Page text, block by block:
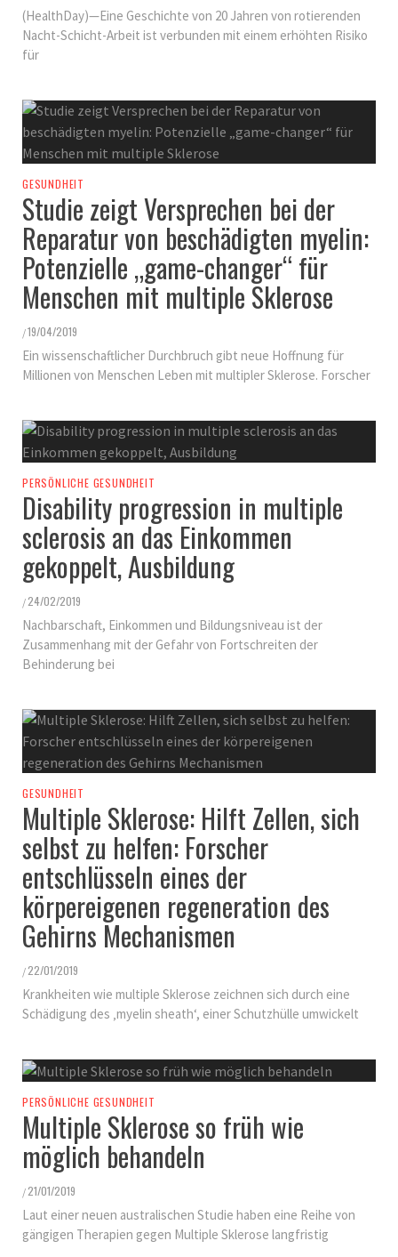
(HealthDay)—Eine Geschichte von 20 Jahren von rotierenden
Nacht-Schicht-Arbeit ist verbunden mit einem erhöhten Risiko
für
GESUNDHEIT
Studie zeigt Versprechen bei der
Reparatur von beschädigten myelin:
Potenzielle „game-changer“ für
Menschen mit multiple Sklerose
/19/04/2019
Ein wissenschaftlicher Durchbruch gibt neue Hoffnung für
Millionen von Menschen Leben mit multipler Sklerose. Forscher
PERSÖNLICHE GESUNDHEIT
Disability progression in multiple
sclerosis an das Einkommen
gekoppelt, Ausbildung
/ 24/02/2019
Nachbarschaft, Einkommen und Bildungsniveau ist der
Zusammenhang mit der Gefahr von Fortschreiten der
Behinderung bei
GESUNDHEIT
Multiple Sklerose: Hilft Zellen, sich
selbst zu helfen: Forscher
entschlüsseln eines der
körpereigenen regeneration des
Gehirns Mechanismen
/ 22/01/2019
Krankheiten wie multiple Sklerose zeichnen sich durch eine
Schädigung des ‚myelin sheath‘, einer Schutzhülle umwickelt
PERSÖNLICHE GESUNDHEIT
Multiple Sklerose so früh wie
möglich behandeln
/ 21/01/2019
Laut einer neuen australischen Studie haben eine Reihe von
gängigen Therapien gegen Multiple Sklerose langfristig